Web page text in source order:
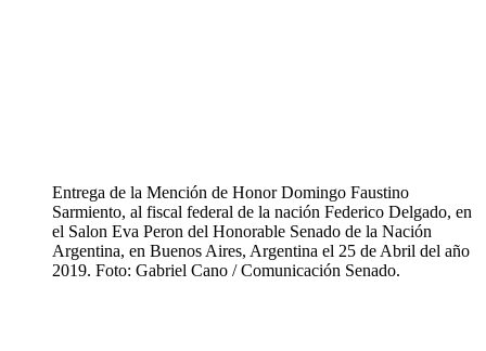
Entrega de la Mención de Honor Domingo Faustino
Sarmiento, al fiscal federal de la nación Federico Delgado, en
el Salon Eva Peron del Honorable Senado de la Nación
Argentina, en Buenos Aires, Argentina el 25 de Abril del año
2019. Foto: Gabriel Cano / Comunicación Senado.